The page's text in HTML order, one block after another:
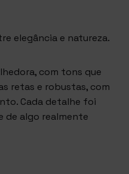
elegância e natureza.
com tons que
retas e robustas, com
Cada detalhe foi
de algo realmente